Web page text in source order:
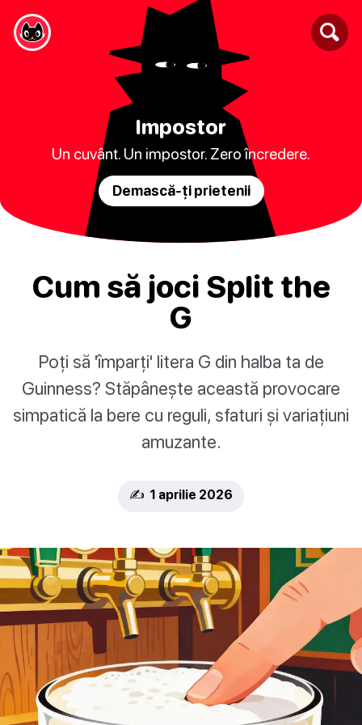
Impostor
Un cuvânt. Un impostor. Zero încredere.
Demască-ți prietenii
Cum să joci Split the
G
Poți să 'împarți' litera G din halba ta de
Guinness? Stăpânește această provocare
simpatică la bere cu reguli, sfaturi și variațiuni
amuzante.
✍️ 1 aprilie 2026